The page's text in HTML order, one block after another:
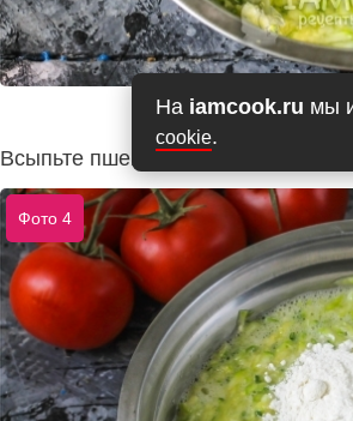
На iamcook.ru мы
cookie.
Всыпьте пшеничную муку высшего
Фото 4